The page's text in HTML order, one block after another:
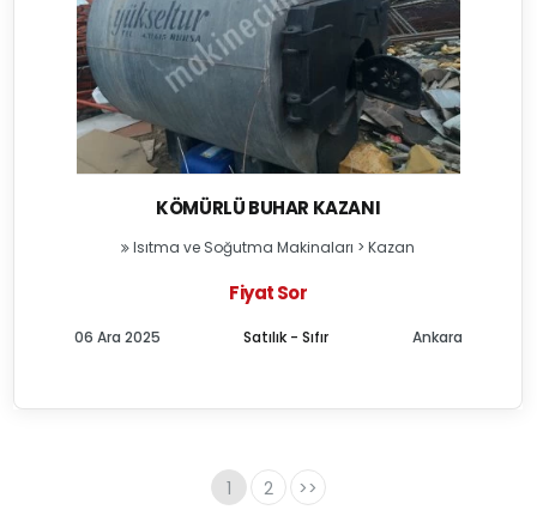
KÖMÜRLÜ BUHAR KAZANI
Isıtma ve Soğutma Makinaları >Kazan
Fiyat Sor
Satılık - Sıfır
06 Ara 2025 Ankara
1 2 >>